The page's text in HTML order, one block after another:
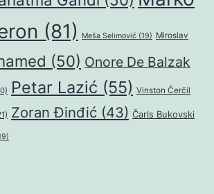
(81) Meša Selimović (19) Miroslav
(50) Onore De Balzak
Petar Lazić (55) Vinston Čerčil
Zoran Đinđić (43) Čarls Bukovski